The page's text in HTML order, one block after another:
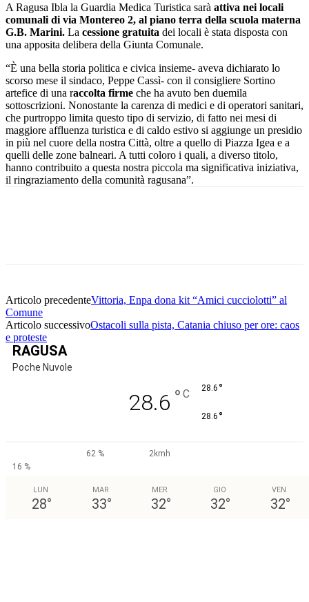
A Ragusa Ibla la Guardia Medica Turistica sarà attiva nei locali
comunali di via Montereo 2, al piano terra della scuola materna
G.B. Marini. La cessione gratuita dei locali è stata disposta con
una apposita delibera della Giunta Comunale.
“È una bella storia politica e civica insieme- aveva dichiarato lo
scorso mese il sindaco, Peppe Cassì- con il consigliere Sortino
artefice di una raccolta firme che ha avuto ben duemila
sottoscrizioni. Nonostante la carenza di medici e di operatori sanitari,
che purtroppo limita questo tipo di servizio, di fatto nei mesi di
maggiore affluenza turistica e di caldo estivo si aggiunge un presidio
in più nel cuore della nostra Città, oltre a quello di Piazza Igea e a
quelli delle zone balneari. A tutti coloro i quali, a diverso titolo,
hanno contribuito a questa nostra piccola ma significativa iniziativa,
il ringraziamento della comunità ragusana”.
Articolo precedenteVittoria, Enpa dona kit “Amici cucciolotti” al
Comune
Articolo successivoOstacoli sulla pista, Catania chiuso per ore: caos
e proteste
RAGUSA
Poche Nuvole
28.6 ° C 28.6 °
28.6 °
62 %
2kmh
16 %
LUN
28°
MAR
33°
MER
32°
GIO
32°
VEN
32°